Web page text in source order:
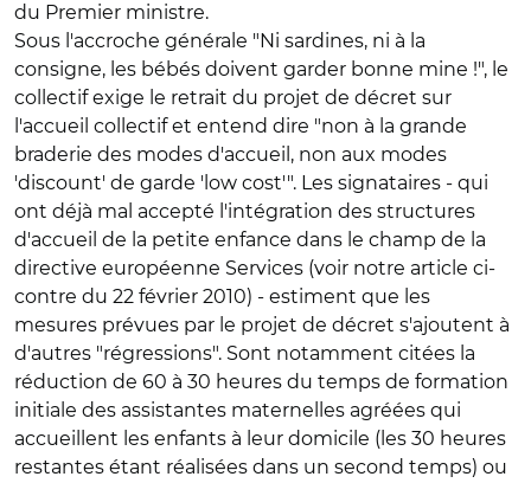
du Premier ministre.
Sous l'accroche générale "Ni sardines, ni à la
consigne, les bébés doivent garder bonne mine !", le
collectif exige le retrait du projet de décret sur
l'accueil collectif et entend dire "non à la grande
braderie des modes d'accueil, non aux modes
'discount' de garde 'low cost'". Les signataires - qui
ont déjà mal accepté l'intégration des structures
d'accueil de la petite enfance dans le champ de la
directive européenne Services (voir notre article ci-
contre du 22 février 2010) - estiment que les
mesures prévues par le projet de décret s'ajoutent à
d'autres "régressions". Sont notamment citées la
réduction de 60 à 30 heures du temps de formation
initiale des assistantes maternelles agréées qui
accueillent les enfants à leur domicile (les 30 heures
restantes étant réalisées dans un second temps) ou